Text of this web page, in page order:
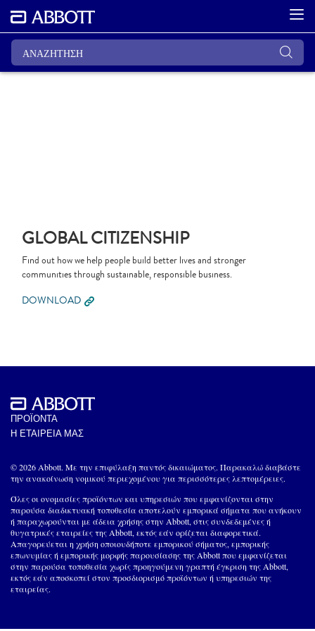
GLOBAL CITIZENSHIP
Find out how we help people build better lives and stronger
communities through sustainable, responsible business.
DOWNLOAD
ΠΡΟΪΟΝΤΑ
Η ΕΤΑΙΡΕΙΑ ΜΑΣ
© 2026 Abbott. Με την επιφύλαξη παντός δικαιώματος. Παρακαλώ διαβάστε
την ανακοίνωση νομικού περιεχομένου για περισσότερες λεπτομέρειες.
Όλες οι ονομασίες προϊόντων και υπηρεσιών που εμφανίζονται στην
παρούσα διαδικτυακή τοποθεσία αποτελούν εμπορικά σήματα που ανήκουν
ή παραχωρούνται με άδεια χρήσης στην Abbott, στις συνδεδεμένες ή
θυγατρικές εταιρείες της Abbott, εκτός εάν ορίζεται διαφορετικά.
Απαγορεύεται η χρήση οποιουδήποτε εμπορικού σήματος, εμπορικής
επωνυμίας ή εμπορικής μορφής παρουσίασης της Abbott που εμφανίζεται
στην παρούσα τοποθεσία χωρίς προηγούμενη γραπτή έγκριση της Abbott,
εκτός εάν αποσκοπεί στον προσδιορισμό προϊόντων ή υπηρεσιών της
εταιρείας.